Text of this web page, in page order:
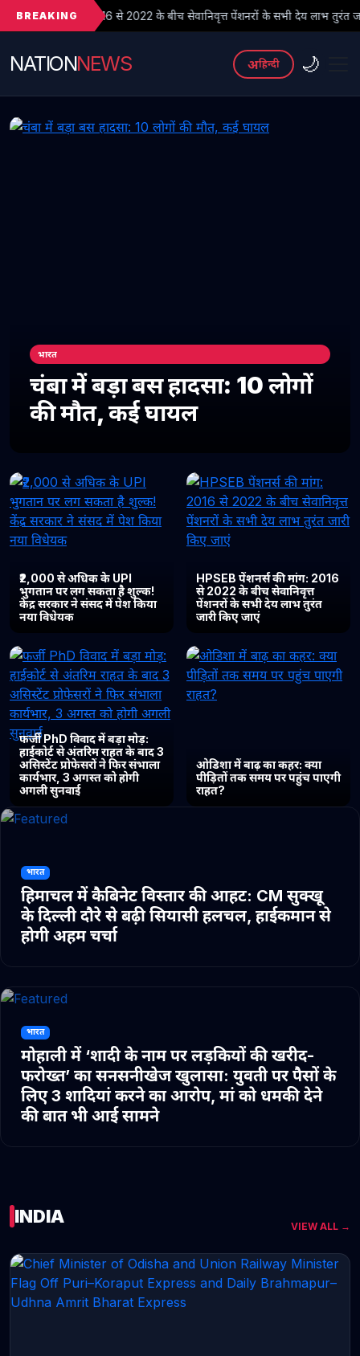
BREAKING
से 2022 के बीच सेवानिवृत्त पेंशनरों के सभी देय लाभ तुरंत जारी किए जाएं
NATIONNEWS अहिन्दी 🌙
भारत
चंबा में बड़ा बस हादसा: 10 लोगों
की मौत, कई घायल
₹2,000 से अधिक के UPI
भुगतान पर लग सकता है शुल्क!
केंद्र सरकार ने संसद में पेश किया
नया विधेयक
HPSEB पेंशनर्स की मांग: 2016
से 2022 के बीच सेवानिवृत्त
पेंशनरों के सभी देय लाभ तुरंत
जारी किए जाएं
फर्जी PhD विवाद में बड़ा मोड़:
हाईकोर्ट से अंतरिम राहत के बाद 3
असिस्टेंट प्रोफेसरों ने फिर संभाला
कार्यभार, 3 अगस्त को होगी
अगली सुनवाई
ओडिशा में बाढ़ का कहर: क्या
पीड़ितों तक समय पर पहुंच पाएगी
राहत?
भारत
हिमाचल में कैबिनेट विस्तार की आहट: CM सुक्खू
के दिल्ली दौरे से बढ़ी सियासी हलचल, हाईकमान से
होगी अहम चर्चा
भारत
मोहाली में ‘शादी के नाम पर लड़कियों की खरीद-
फरोख्त’ का सनसनीखेज खुलासा: युवती पर पैसों के
लिए 3 शादियां करने का आरोप, मां को धमकी देने
की बात भी आई सामने
INDIA VIEW ALL →